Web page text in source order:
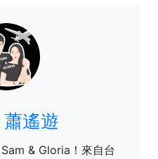
遙遊
& Gloria！來自台